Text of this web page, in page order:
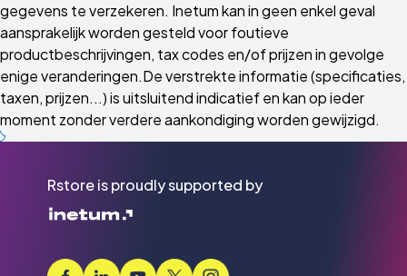
gegevens te verzekeren. Inetum kan in geen enkel geval
aansprakelijk worden gesteld voor foutieve
productbeschrijvingen, tax codes en/of prijzen in gevolge
enige veranderingen.De verstrekte informatie (specificaties,
taxen, prijzen...) is uitsluitend indicatief en kan op ieder
moment zonder verdere aankondiging worden gewijzigd.
Rstore is proudly supported by